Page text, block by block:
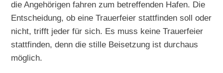
die Angehörigen fahren zum betreffenden Hafen. Die
Entscheidung, ob eine Trauerfeier stattfinden soll oder
nicht, trifft jeder für sich. Es muss keine Trauerfeier
stattfinden, denn die stille Beisetzung ist durchaus
möglich.